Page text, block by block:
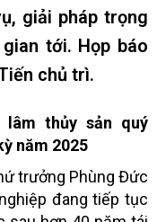
giải pháp trọng
tới. Họp báo
chủ trì.
lâm thủy sản quý
năm 2025
trưởng Phùng Đức
đang tiếp tục